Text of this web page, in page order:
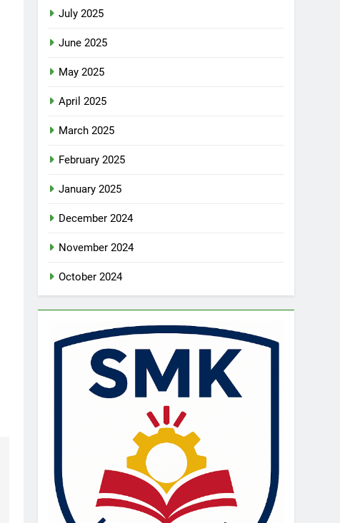
July 2025
June 2025
May 2025
April 2025
March 2025
February 2025
January 2025
December 2024
November 2024
October 2024